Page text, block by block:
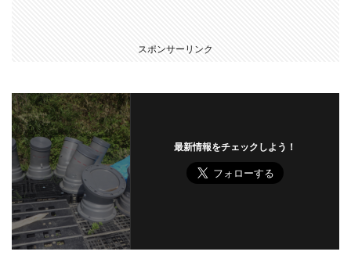
スポンサーリンク
最新情報をチェックしよう！